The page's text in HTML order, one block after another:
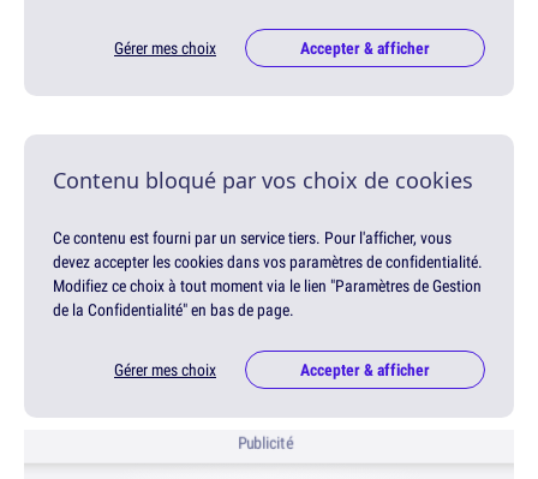
Gérer mes choix Accepter & afficher
Contenu bloqué par vos choix de cookies
Ce contenu est fourni par un service tiers. Pour l'afficher, vous
devez accepter les cookies dans vos paramètres de confidentialité.
Modifiez ce choix à tout moment via le lien "Paramètres de Gestion
de la Confidentialité" en bas de page.
Gérer mes choix Accepter & afficher
Publicité